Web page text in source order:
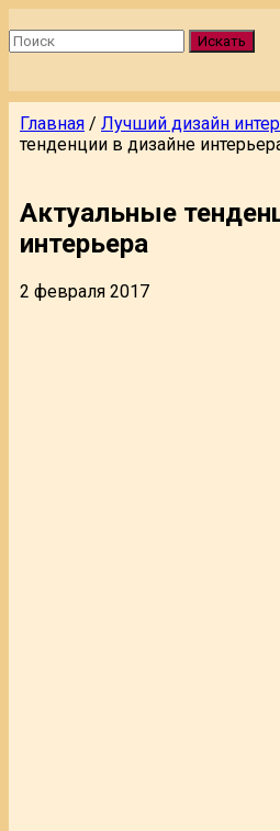
Искать
Главная / Лучший дизайн
тенденции в дизайне
Актуальные
интерьера
2 февраля 2017